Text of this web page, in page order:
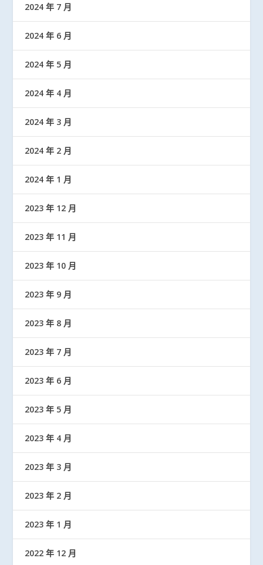
2024 年 7 月
2024 年 6 月
2024 年 5 月
2024 年 4 月
2024 年 3 月
2024 年 2 月
2024 年 1 月
2023 年 12 月
2023 年 11 月
2023 年 10 月
2023 年 9 月
2023 年 8 月
2023 年 7 月
2023 年 6 月
2023 年 5 月
2023 年 4 月
2023 年 3 月
2023 年 2 月
2023 年 1 月
2022 年 12 月